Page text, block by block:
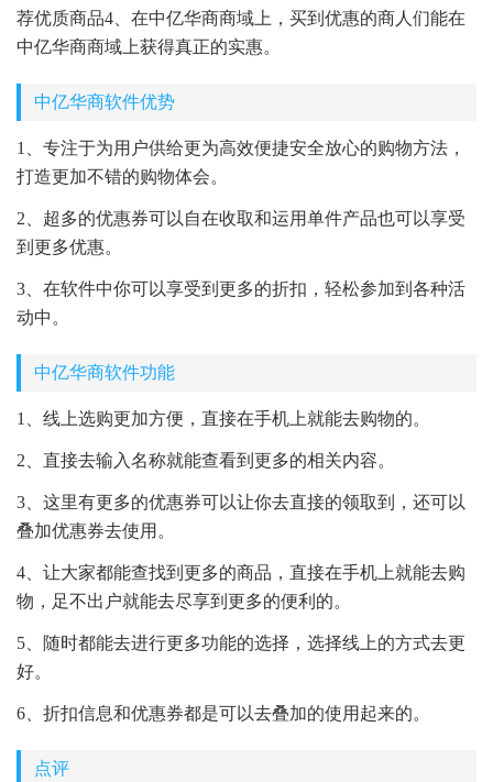
荐优质商品4、在中亿华商商域上，买到优惠的商人们能在
中亿华商商域上获得真正的实惠。
中亿华商软件优势
1、专注于为用户供给更为高效便捷安全放心的购物方法，
打造更加不错的购物体会。
2、超多的优惠券可以自在收取和运用单件产品也可以享受
到更多优惠。
3、在软件中你可以享受到更多的折扣，轻松参加到各种活
动中。
中亿华商软件功能
1、线上选购更加方便，直接在手机上就能去购物的。
2、直接去输入名称就能查看到更多的相关内容。
3、这里有更多的优惠券可以让你去直接的领取到，还可以
叠加优惠券去使用。
4、让大家都能查找到更多的商品，直接在手机上就能去购
物，足不出户就能去尽享到更多的便利的。
5、随时都能去进行更多功能的选择，选择线上的方式去更
好。
6、折扣信息和优惠券都是可以去叠加的使用起来的。
点评